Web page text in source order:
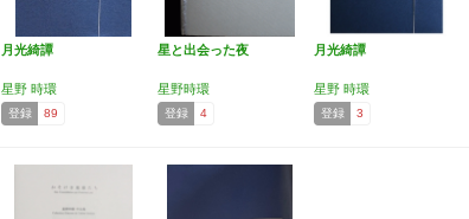
月光綺譚
星野 時環
登録 89
星と出会った夜
星野時環
登録 4
月光綺譚
星野 時環
登録 3